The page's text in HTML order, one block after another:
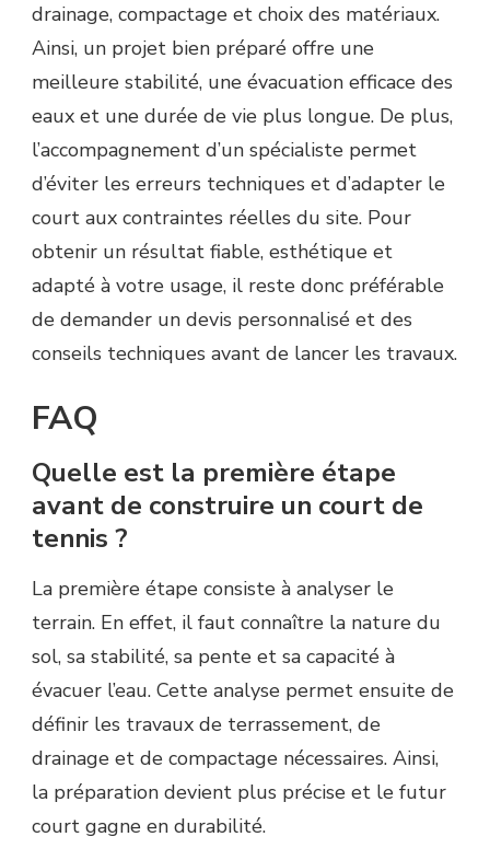
drainage, compactage et choix des matériaux.
Ainsi, un projet bien préparé offre une
meilleure stabilité, une évacuation efficace des
eaux et une durée de vie plus longue. De plus,
l’accompagnement d’un spécialiste permet
d’éviter les erreurs techniques et d’adapter le
court aux contraintes réelles du site. Pour
obtenir un résultat fiable, esthétique et
adapté à votre usage, il reste donc préférable
de demander un devis personnalisé et des
conseils techniques avant de lancer les travaux.
FAQ
Quelle est la première étape
avant de construire un court de
tennis ?
La première étape consiste à analyser le
terrain. En effet, il faut connaître la nature du
sol, sa stabilité, sa pente et sa capacité à
évacuer l’eau. Cette analyse permet ensuite de
définir les travaux de terrassement, de
drainage et de compactage nécessaires. Ainsi,
la préparation devient plus précise et le futur
court gagne en durabilité.